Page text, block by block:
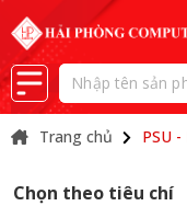
Trang chủ PSU
Chọn theo tiêu chí